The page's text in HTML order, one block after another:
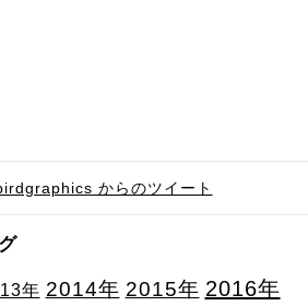
からのツイート
年 2014年 2015年 2016年